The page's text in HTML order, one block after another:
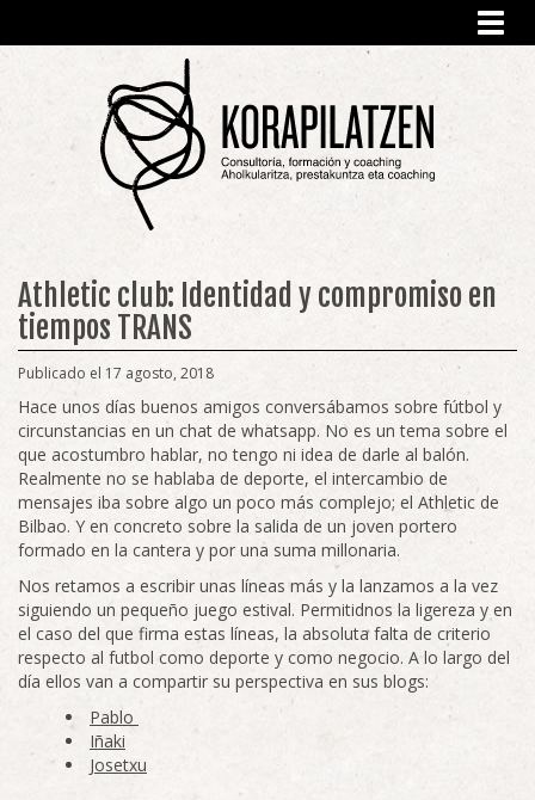
Athletic club: Identidad y compromiso en
tiempos TRANS
Publicado el 17 agosto, 2018
Hace unos días buenos amigos conversábamos sobre fútbol y
circunstancias en un chat de whatsapp. No es un tema sobre el
que acostumbro hablar, no tengo ni idea de darle al balón.
Realmente no se hablaba de deporte, el intercambio de
mensajes iba sobre algo un poco más complejo; el Athletic de
Bilbao. Y en concreto sobre la salida de un joven portero
formado en la cantera y por una suma millonaria.
Nos retamos a escribir unas líneas más y la lanzamos a la vez
siguiendo un pequeño juego estival. Permitidnos la ligereza y en
el caso del que firma estas líneas, la absoluta falta de criterio
respecto al futbol como deporte y como negocio. A lo largo del
día ellos van a compartir su perspectiva en sus blogs:
Pablo
Iñaki
Josetxu